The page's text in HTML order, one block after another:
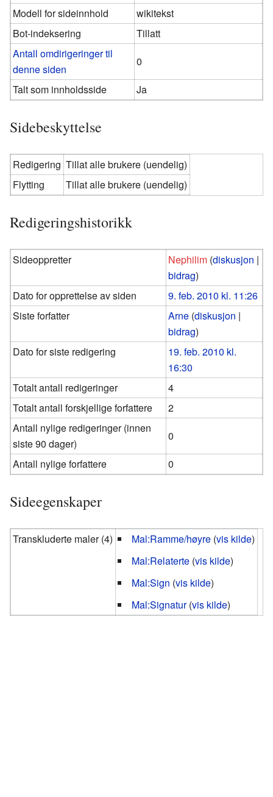
Modell for sideinnhold
wikitekst
Bot-indeksering
Tillatt
Antall omdirigeringer til
denne siden
0
Talt som innholdsside
Ja
Sidebeskyttelse
Redigering Tillat alle brukere (uendelig)
Flytting
Tillat alle brukere (uendelig)
Redigeringshistorikk
Sideoppretter Nephilim (diskusjon |
bidrag)
Dato for opprettelse av siden
9. feb. 2010 kl. 11:26
Siste forfatter
Arne (diskusjon |
bidrag)
Dato for siste redigering
19. feb. 2010 kl.
16:30
Totalt antall redigeringer
4
Totalt antall forskjellige forfattere
2
Antall nylige redigeringer (innen
siste 90 dager)
0
Antall nylige forfattere
0
Sideegenskaper
Transkluderte maler (4) Mal:Ramme/høyre (vis kilde)
Mal:Relaterte (vis kilde)
Mal:Sign (vis kilde)
Mal:Signatur(vis kilde)